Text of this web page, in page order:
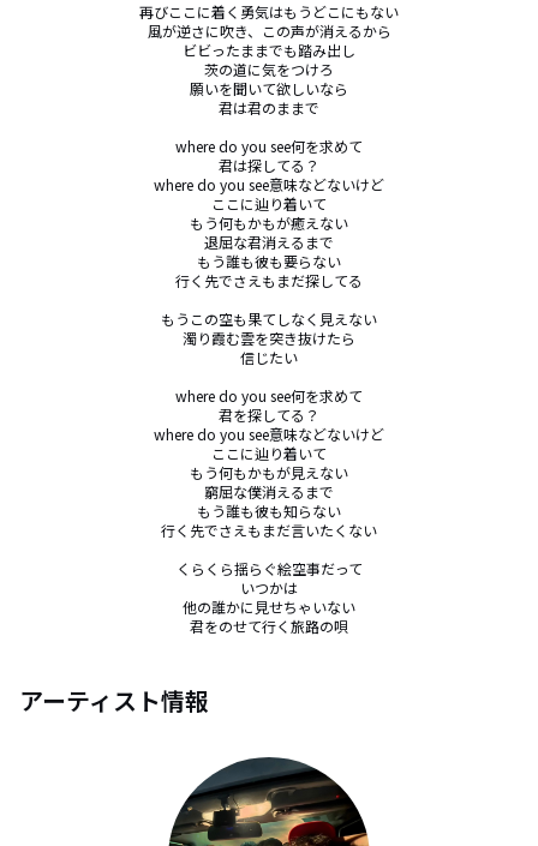
再びここに着く勇気はもうどこにもない
風が逆さに吹き、この声が消えるから
ビビったままでも踏み出し
茨の道に気をつけろ
願いを聞いて欲しいなら
君は君のままで
where do you see何を求めて
君は探してる？
where do you see意味などないけど
ここに辿り着いて
もう何もかもが癒えない
退屈な君消えるまで
もう誰も彼も要らない
行く先でさえもまだ探してる
もうこの空も果てしなく見えない
濁り霞む雲を突き抜けたら
信じたい
where do you see何を求めて
君を探してる？
where do you see意味などないけど
ここに辿り着いて
もう何もかもが見えない
窮屈な僕消えるまで
もう誰も彼も知らない
行く先でさえもまだ言いたくない
くらくら揺らぐ絵空事だって
いつかは
他の誰かに見せちゃいない
君をのせて行く旅路の唄
アーティスト情報